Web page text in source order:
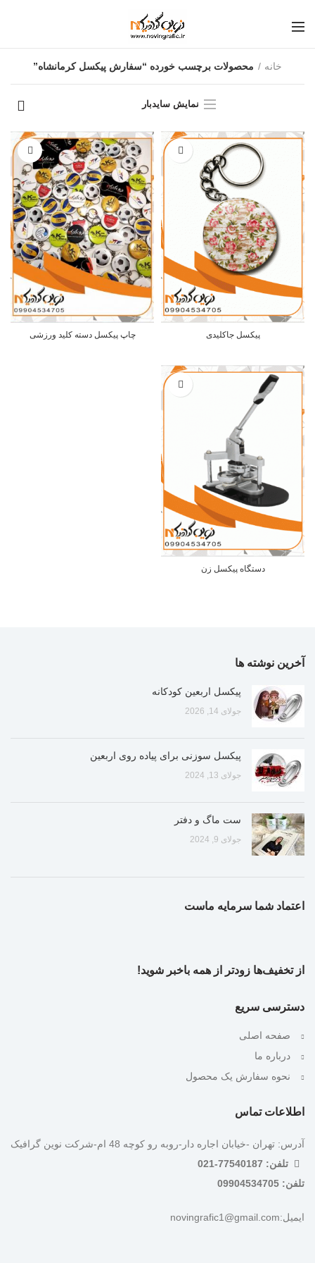
خانه محصولات برچسب خورده “سفارش پیکسل کرمانشاه”
نمایش سایدبار
پیکسل جاکلیدی چاپ پیکسل دسته کلید ورزشی
دستگاه پیکسل زن
آخرین نوشته ها
پیکسل اربعین کودکانه
جولای 14, 2026
پیکسل سوزنی برای پیاده روی اربعین
جولای 13, 2024
ست ماگ و دفتر
جولای 9, 2024
اعتماد شما سرمایه ماست
از تخفیف‌ها زودتر از همه باخبر شوید!
دسترسی سریع
صفحه اصلی
درباره ما
نحوه سفارش یک محصول
اطلاعات تماس
آدرس: تهران -خیابان اجاره دار-روبه رو کوچه 48 ام-شرکت نوین گرافیک
تلفن: 77540187-021
تلفن: 09904534705
ایمیل:novingrafic1@gmail.com